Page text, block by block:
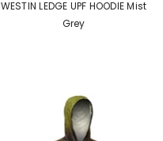
WESTIN LEDGE UPF HOODIE Mist
Grey